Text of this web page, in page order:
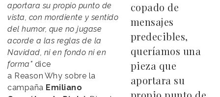
copado de
mensajes
predecibles,
queríamos una
pieza que
aportara su
aportara su propio punto de
vista, con mordiente y sentido
del humor, que no jugase
acorde a las reglas de la
Navidad, ni en fondo ni en
forma" dice
a Reason Why sobre la
campaña Emiliano